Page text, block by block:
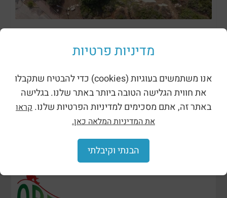
מדיניות פרטיות
אנו משתמשים בעוגיות (cookies) כדי להבטיח שתקבלו
את חווית הגלישה הטובה ביותר באתר שלנו. בגלישה
באתר זה, אתם מסכימים למדיניות הפרטיות שלנו. קראו
את המדיניות המלאה כאן.
הבנתי וקיבלתי